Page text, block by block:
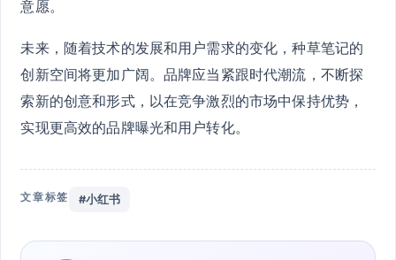
意愿。
未来，随着技术的发展和用户需求的变化，种草笔记的
创新空间将更加广阔。品牌应当紧跟时代潮流，不断探
索新的创意和形式，以在竞争激烈的市场中保持优势，
实现更高效的品牌曝光和用户转化。
文章标签 #小红书